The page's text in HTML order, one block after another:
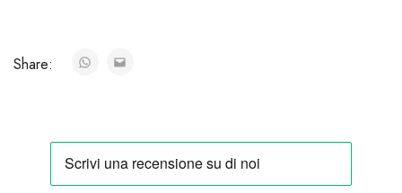
Share: